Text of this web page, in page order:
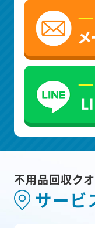
不用品回収ク
サービ